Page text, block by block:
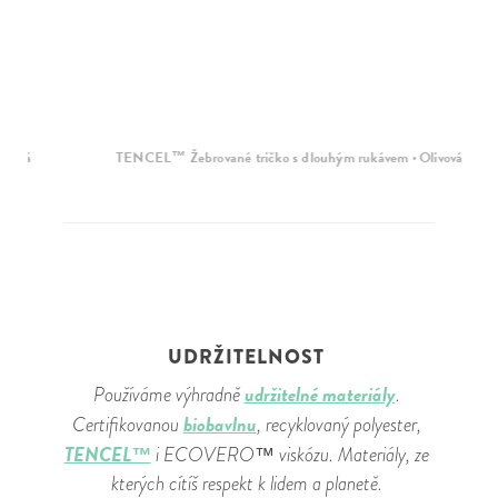
TENCEL™ Žebrované tričko s dlouhým rukávem · Olivová
UDRŽITELNOST
Používáme výhradněudržitelné materiály.
Certifikovanou biobavlnu, recyklovaný polyester,
TENCEL™ i ECOVERO™ viskózu. Materiály, ze
kterých cítíš respekt k lidem a planetě.